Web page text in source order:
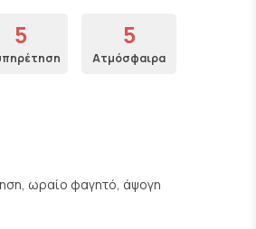
5 5
Ατμόσφαιρα
ωραίο φαγητό, άψογη